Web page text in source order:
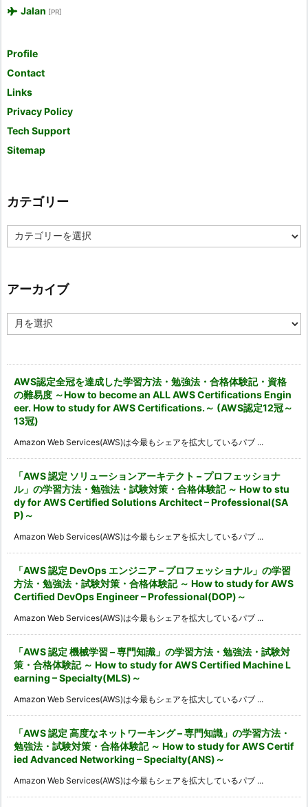
Jalan [PR]
Profile
Contact
Links
Privacy Policy
Tech Support
Sitemap
カテゴリー
テ
ー
アーカイブ
ー
AWS認定全冠を達成した学習方法・勉強法・合格体験記・資格
の難易度 ～How to become an ALL AWS Certifications Engin
eer. How to study for AWS Certifications.～ (AWS認定12冠～
13冠)
Amazon Web Services(AWS)は今最もシェアを拡大しているパブ ...
「AWS 認定 ソリューションアーキテクト – プロフェッショナ
ル」の学習方法・勉強法・試験対策・合格体験記 ～ How to stu
dy for AWS Certified Solutions Architect – Professional(SA
P)～
Amazon Web Services(AWS)は今最もシェアを拡大しているパブ ...
「AWS 認定 DevOps エンジニア – プロフェッショナル」の学習
方法・勉強法・試験対策・合格体験記 ～ How to study for AWS
Certified DevOps Engineer – Professional(DOP)～
Amazon Web Services(AWS)は今最もシェアを拡大しているパブ ...
「AWS 認定 機械学習 – 専門知識」の学習方法・勉強法・試験対
策・合格体験記 ～ How to study for AWS Certified Machine L
earning – Specialty(MLS)～
Amazon Web Services(AWS)は今最もシェアを拡大しているパブ ...
「AWS 認定 高度なネットワーキング – 専門知識」の学習方法・
勉強法・試験対策・合格体験記 ～ How to study for AWS Certif
ied Advanced Networking – Specialty(ANS)～
Amazon Web Services(AWS)は今最もシェアを拡大しているパブ ...